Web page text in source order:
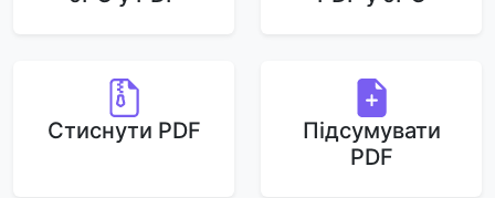
Стиснути PDF
Підсумувати
PDF